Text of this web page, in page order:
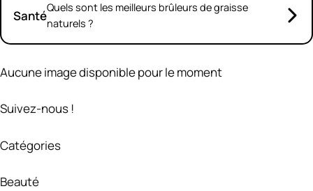
SantéQuels sont les meilleurs brûleurs de graisse
naturels ?
Aucune image disponible pour le moment
Suivez-nous !
Catégories
Beauté